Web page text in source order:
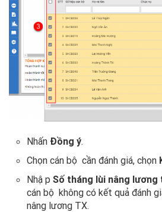
Nhấn Đồng ý.
Chọn cán bộ cần đánh giá, chọn
Nhập Số tháng lùi nâng lương
cán bộ không có kết quả đánh
nâng lương TX.